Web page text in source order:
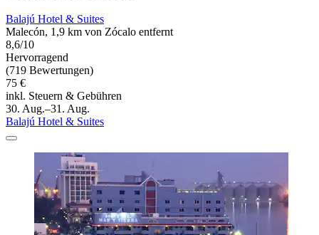
Balajú Hotel & Suites
Malecón, 1,9 km von Zócalo entfernt
8,6/10
Hervorragend
(719 Bewertungen)
75 €
inkl. Steuern & Gebühren
30. Aug.–31. Aug.
Balajú Hotel & Suites